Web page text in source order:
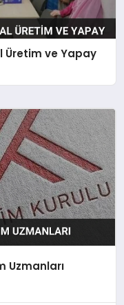
Üretim ve Yapay
Uzmanları